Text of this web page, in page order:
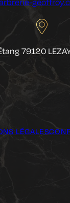
79120
LÉGALES